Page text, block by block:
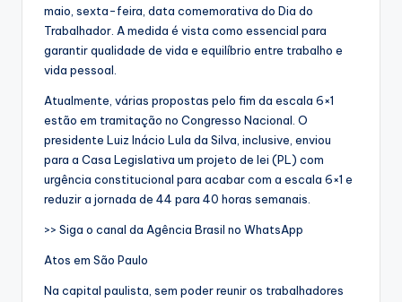
maio, sexta-feira, data comemorativa do Dia do
Trabalhador. A medida é vista como essencial para
garantir qualidade de vida e equilíbrio entre trabalho e
vida pessoal.
Atualmente, várias propostas pelo fim da escala 6×1
estão em tramitação no Congresso Nacional. O
presidente Luiz Inácio Lula da Silva, inclusive, enviou
para a Casa Legislativa um projeto de lei (PL) com
urgência constitucional para acabar com a escala 6×1 e
reduzir a jornada de 44 para 40 horas semanais.
>> Siga o canal da Agência Brasil no WhatsApp
Atos em São Paulo
Na capital paulista, sem poder reunir os trabalhadores